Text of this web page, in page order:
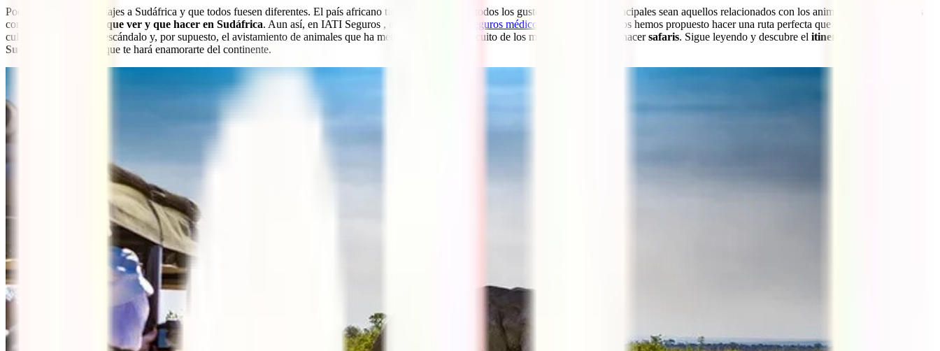
Podrías organizar 15 viajes a Sudáfrica y que todos fuesen diferentes. El país africano tiene atractivos para todos los gustos y, aunque los principales sean aquellos relacionados con los animales, te sorprenderás
con lo mucho que hay que ver y que hacer en Sudáfrica. Aun así, en IATI Seguros , el referente de los seguros médicos internacionales
, nos hemos propuesto hacer una ruta perfecta que combine visitas
culturales, paisajes de escándalo y, por supuesto, el avistamiento de animales que ha metido al país en el circuito de los mejores lugares para hacersafaris. Sigue leyendo y descubre el itinerario de viaje a
Sudáfrica de 15 días
que te hará enamorarte del continente.